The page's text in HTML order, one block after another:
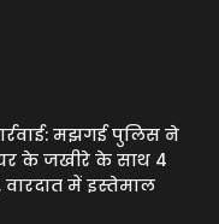
मझगई पुलिस ने
के जखीरे के साथ 4
वारदात में इस्तेमाल